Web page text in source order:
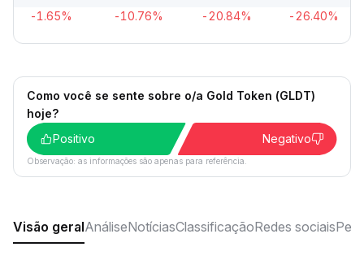
-1.65% -10.76% -20.84% -26.40%
Como você se sente sobre o/a Gold Token (GLDT)
hoje?
Positivo
Negativo
Observação: as informações são apenas para referência.
Visão geralAnáliseNotíciasClassificaçãoRedes sociais